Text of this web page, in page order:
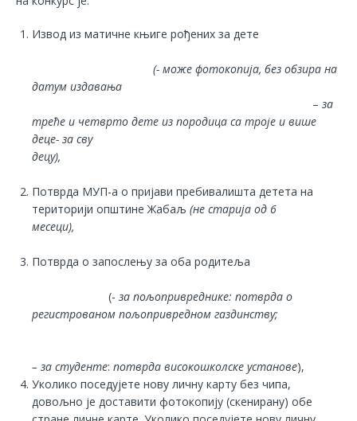
Извод из матичне књиге рођених за дете
(- може фотокопија, без обзира на
датум издавања
– за
треће и четврто дете из породица са троје и више
деце- за сву
децу),
Потврда МУП-а о пријави пребивалишта детета на
територији општине Жабаљ (не старија од 6
месеци),
Потврда о запослењу за оба родитеља
(- за пољопривреднике: потврда о
регистрованом пољопривредном газдинству;
– за студенте: потврда високошколске установе),
Уколико поседујете нову личну карту без чипа,
довољно је доставити фотокопију (скенирану) обе